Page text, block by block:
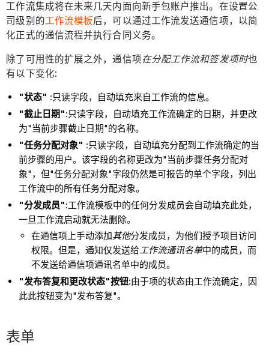
工作流集成将在未来几天内面向新手包账户推出。在设置公
司级别的工作流模板后，可以通过工作流发送通信项，以简
化正式的通信流程并执行合同义务。
除了可用性的扩展之外，通信项在分配工作流和签发项时也
有以下变化:
"状态" :只读字段，自动填充来自工作流的信息。
"截止日期":只读字段，自动填充工作流确定的日期，并更改
为"当前步骤截止日期"的名称。
"任务分配对象" :只读字段，自动填充分配到工作流确定的当
前步骤的用户。该字段的名称更改为"当前步骤任务分配对
象"，但"任务分配对象"字段仍然是可报告的单个字段，列出
工作流中的所有任务分配对象。
"分发成员":工作流模板中的任何分发成员会自动填充此处，
一旦工作流启动就无法删除。
在通信项上手动添加其他分发成员，为他们授予项目访问
权限。但是，通知仅发送给工作流通讯名单中的成员，而
不发送给通信项通讯名单中的成员。
"发布答复和更改状态"按钮:由于项的状态由工作流确定，因
此此按钮变为"发布答复"。
表单